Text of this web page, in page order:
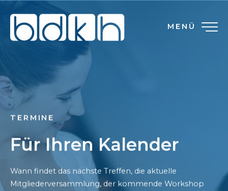
MENÜ
TERMINE
Für Ihren Kalender
Wann findet das nächste Treffen, die aktuelle
Mitgliederversammlung, der kommende Workshop